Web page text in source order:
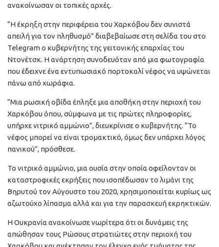
ανακοίνωσαν οι τοπικές αρχές.
“Η έκρηξη στην περιφέρεια του Χαρκόβου δεν συνιστά
απειλή για τον πληθυσμό” διαβεβαίωσε στη σελίδα του στο
Telegram ο κυβερνήτης της γειτονικής επαρχίας του
Ντονέτσκ. Η ανάρτηση συνοδευόταν από μια φωτογραφία
που έδειχνε ένα εντυπωσιακό πορτοκαλί νέφος να υψώνεται
πάνω από χωράφια.
“Μια ρωσική οβίδα έπληξε μια αποθήκη στην περιοχή του
Χαρκόβου όπου, σύμφωνα με τις πρώτες πληροφορίες,
υπήρχε νιτρικό αμμώνιο”, διευκρίνισε ο κυβερνήτης. “Το
νέφος μπορεί να είναι τρομακτικό, όμως δεν υπάρχει λόγος
πανικού”, πρόσθεσε.
Το νιτρικό αμμώνιο, μια ουσία στην οποία οφείλονταν οι
καταστροφικές εκρήξεις που ισοπέδωσαν το λιμάνι της
Βηρυτού τον Αύγουστο του 2020, χρησιμοποιείται κυρίως ως
αζωτούχο λίπασμα αλλά και για την παρασκευή εκρηκτικών.
Η Ουκρανία ανακοίνωσε νωρίτερα ότι οι δυνάμεις της
απώθησαν τους Ρώσους στρατιώτες στην περιοχή του